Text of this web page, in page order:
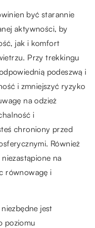
być starannie
aktywności, by
jak i komfort
Przy trekkingu
podeszwą i
i zmniejszyć ryzyko
na odzież
i
chroniony przed
Również
na
równowagę i
jest
poziomu